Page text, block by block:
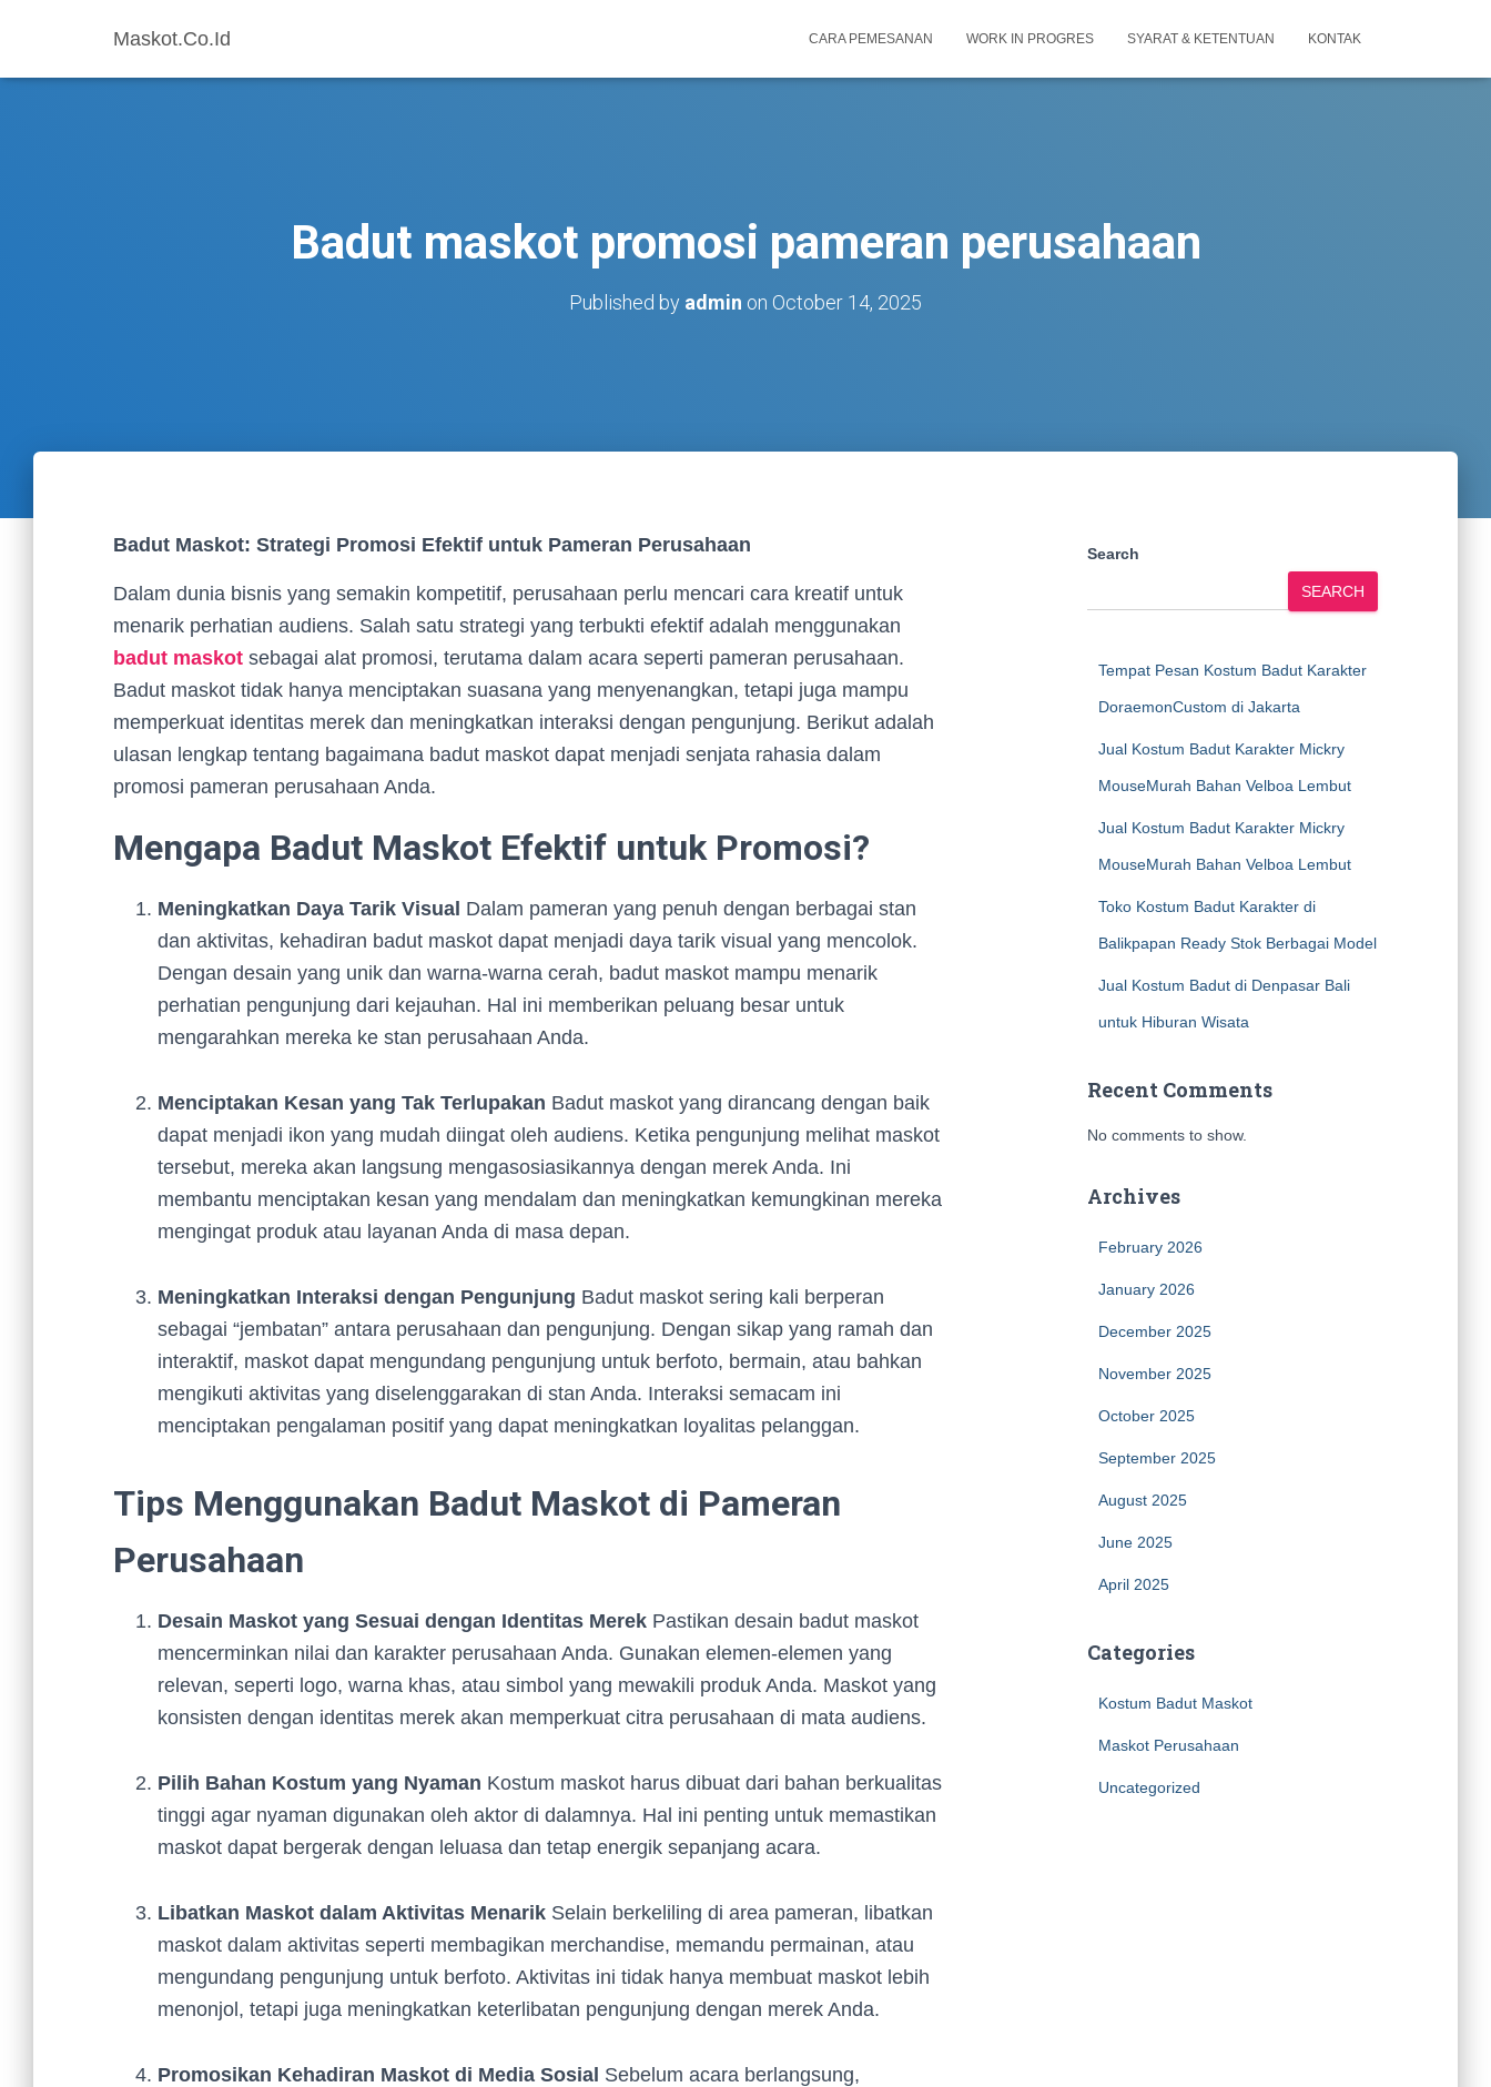
Maskot.Co.Id CARA PEMESANAN WORK IN PROGRES SYARAT & KETENTUAN KONTAK
Badut maskot promosi pameran perusahaan
Published by admin on October 14, 2025
Badut Maskot: Strategi Promosi Efektif untuk Pameran Perusahaan
Dalam dunia bisnis yang semakin kompetitif, perusahaan perlu mencari cara kreatif untuk
menarik perhatian audiens. Salah satu strategi yang terbukti efektif adalah menggunakan
badut maskot sebagai alat promosi, terutama dalam acara seperti pameran perusahaan.
Badut maskot tidak hanya menciptakan suasana yang menyenangkan, tetapi juga mampu
memperkuat identitas merek dan meningkatkan interaksi dengan pengunjung. Berikut adalah
ulasan lengkap tentang bagaimana badut maskot dapat menjadi senjata rahasia dalam
promosi pameran perusahaan Anda.
Mengapa Badut Maskot Efektif untuk Promosi?
Meningkatkan Daya Tarik Visual Dalam pameran yang penuh dengan berbagai stan
dan aktivitas, kehadiran badut maskot dapat menjadi daya tarik visual yang mencolok.
Dengan desain yang unik dan warna-warna cerah, badut maskot mampu menarik
perhatian pengunjung dari kejauhan. Hal ini memberikan peluang besar untuk
mengarahkan mereka ke stan perusahaan Anda.
Menciptakan Kesan yang Tak Terlupakan Badut maskot yang dirancang dengan baik
dapat menjadi ikon yang mudah diingat oleh audiens. Ketika pengunjung melihat maskot
tersebut, mereka akan langsung mengasosiasikannya dengan merek Anda. Ini
membantu menciptakan kesan yang mendalam dan meningkatkan kemungkinan mereka
mengingat produk atau layanan Anda di masa depan.
Meningkatkan Interaksi dengan Pengunjung Badut maskot sering kali berperan
sebagai “jembatan” antara perusahaan dan pengunjung. Dengan sikap yang ramah dan
interaktif, maskot dapat mengundang pengunjung untuk berfoto, bermain, atau bahkan
mengikuti aktivitas yang diselenggarakan di stan Anda. Interaksi semacam ini
menciptakan pengalaman positif yang dapat meningkatkan loyalitas pelanggan.
Tips Menggunakan Badut Maskot di Pameran
Perusahaan
Desain Maskot yang Sesuai dengan Identitas Merek Pastikan desain badut maskot
mencerminkan nilai dan karakter perusahaan Anda. Gunakan elemen-elemen yang
relevan, seperti logo, warna khas, atau simbol yang mewakili produk Anda. Maskot yang
konsisten dengan identitas merek akan memperkuat citra perusahaan di mata audiens.
Pilih Bahan Kostum yang Nyaman Kostum maskot harus dibuat dari bahan berkualitas
tinggi agar nyaman digunakan oleh aktor di dalamnya. Hal ini penting untuk memastikan
maskot dapat bergerak dengan leluasa dan tetap energik sepanjang acara.
Libatkan Maskot dalam Aktivitas Menarik Selain berkeliling di area pameran, libatkan
maskot dalam aktivitas seperti membagikan merchandise, memandu permainan, atau
mengundang pengunjung untuk berfoto. Aktivitas ini tidak hanya membuat maskot lebih
menonjol, tetapi juga meningkatkan keterlibatan pengunjung dengan merek Anda.
Promosikan Kehadiran Maskot di Media Sosial Sebelum acara berlangsung,
Search
SEARCH
Tempat Pesan Kostum Badut Karakter
DoraemonCustom di Jakarta
Jual Kostum Badut Karakter Mickry
MouseMurah Bahan Velboa Lembut
Jual Kostum Badut Karakter Mickry
MouseMurah Bahan Velboa Lembut
Toko Kostum Badut Karakter di
Balikpapan Ready Stok Berbagai Model
Jual Kostum Badut di Denpasar Bali
untuk Hiburan Wisata
Recent Comments
No comments to show.
Archives
February 2026
January 2026
December 2025
November 2025
October 2025
September 2025
August 2025
June 2025
April 2025
Categories
Kostum Badut Maskot
Maskot Perusahaan
Uncategorized